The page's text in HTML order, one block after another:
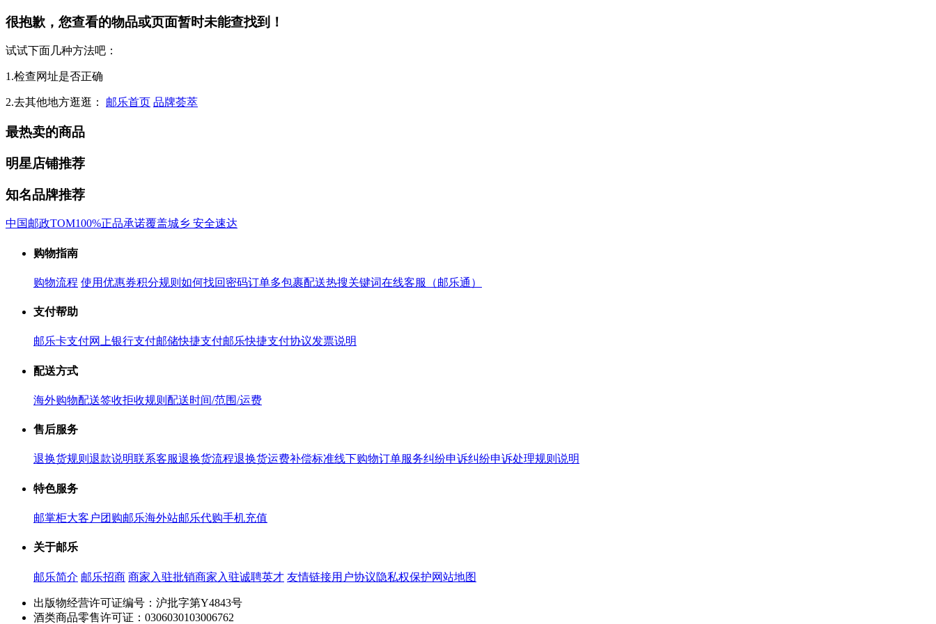
很抱歉，您查看的物品或页面暂时未能查找到！
试试下面几种方法吧：
1.检查网址是否正确
2.去其他地方逛逛： 邮乐首页 品牌荟萃
最热卖的商品
明星店铺推荐
知名品牌推荐
中国邮政TOM100%正品承诺覆盖城乡 安全速达
购物指南
购物流程 使用优惠券积分规则 如何找回密码订单多包裹配送热搜关键词在线客服（邮乐通）
支付帮助
邮乐卡支付网上银行支付邮储快捷支付邮乐快捷支付协议发票说明
配送方式
海外购物配送签收拒收规则 配送时间/范围/运费
售后服务
退换货规则 退款说明联系客服退换货流程退换货运费补偿标准线下购物订单服务纠纷申诉纠纷申诉处理规则说明
特色服务
邮掌柜大客户团购邮乐海外站邮乐代购手机充值
关于邮乐
邮乐简介 邮乐招商 商家入驻批销商家入驻诚聘英才 友情链接用户协议隐私权保护网站地图
出版物经营许可证编号：沪批字第Y4843号
酒类商品零售许可证：0306030103006762